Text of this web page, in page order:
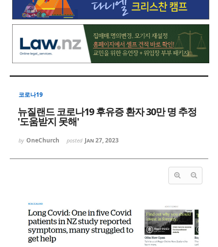
코로나19
뉴질랜드 코로나19 후유증 환자 30만 명 추정
'도움받지 못해'
by OneChurch posted Jan 27, 2023